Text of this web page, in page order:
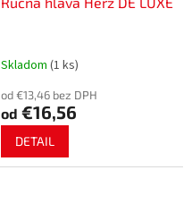
Skladom (1 ks)
od €13,46 bez DPH
od €16,56
DETAIL